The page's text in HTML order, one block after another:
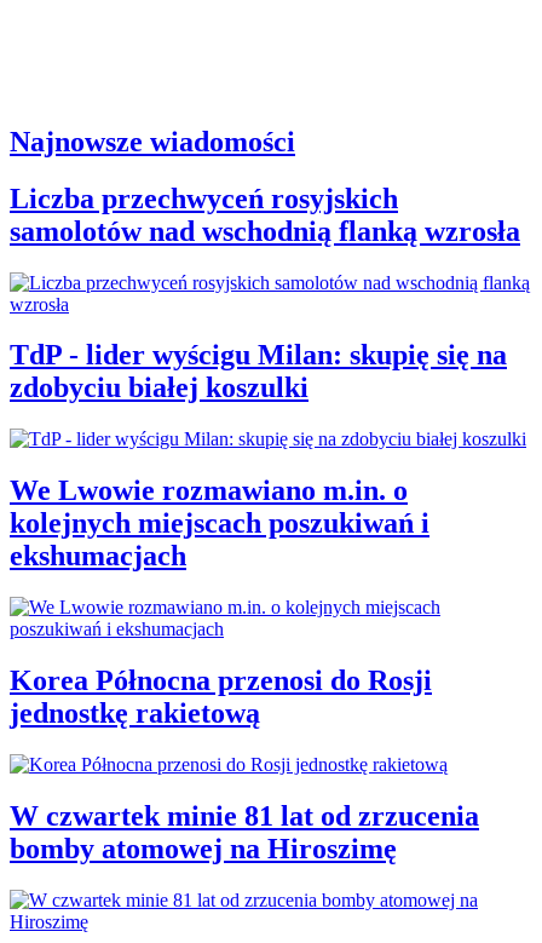
Najnowsze wiadomości
Liczba przechwyceń rosyjskich
samolotów nad wschodnią flanką wzrosła
TdP - lider wyścigu Milan: skupię się na
zdobyciu białej koszulki
We Lwowie rozmawiano m.in. o
kolejnych miejscach poszukiwań i
ekshumacjach
Korea Północna przenosi do Rosji
jednostkę rakietową
W czwartek minie 81 lat od zrzucenia
bomby atomowej na Hiroszimę